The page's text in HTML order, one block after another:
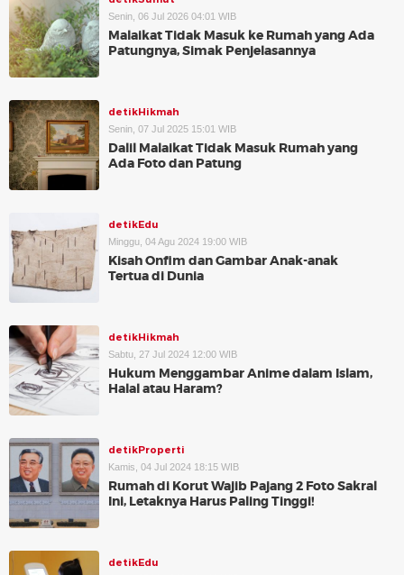
Senin, 06 Jul 2026 04:01 WIB
Malaikat Tidak Masuk ke Rumah yang Ada
Patungnya, Simak Penjelasannya
detikHikmah
Senin, 07 Jul 2025 15:01 WIB
Dalil Malaikat Tidak Masuk Rumah yang
Ada Foto dan Patung
detikEdu
Minggu, 04 Agu 2024 19:00 WIB
Kisah Onfim dan Gambar Anak-anak
Tertua di Dunia
detikHikmah
Sabtu, 27 Jul 2024 12:00 WIB
Hukum Menggambar Anime dalam Islam,
Halal atau Haram?
detikProperti
Kamis, 04 Jul 2024 18:15 WIB
Rumah di Korut Wajib Pajang 2 Foto Sakral
Ini, Letaknya Harus Paling Tinggi!
detikEdu